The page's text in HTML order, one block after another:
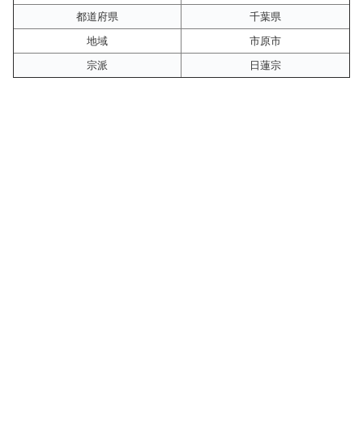
都道府県
千葉県
地域
市原市
宗派
日蓮宗